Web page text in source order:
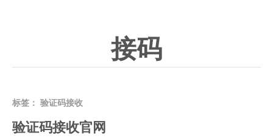
接码
标签： 验证码接收
验证码接收官网